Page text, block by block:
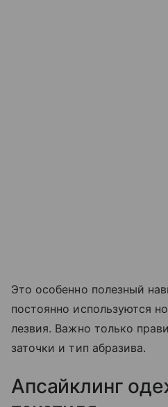
Это особенно полезный
постоянно используются
лезвия. Важно только
заточки и тип абразива.
Апсайклинг